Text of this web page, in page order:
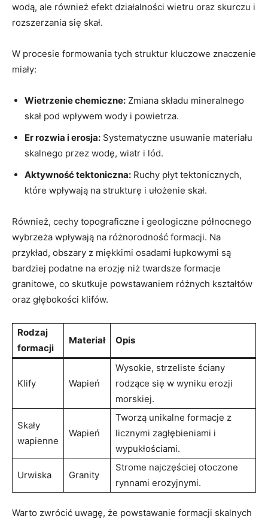
wodą, ale również efekt działalności wietru oraz skurczu i
rozszerzania się skał.
W procesie formowania tych struktur kluczowe znaczenie
miały:
Wietrzenie chemiczne: Zmiana składu mineralnego
skał pod wpływem wody i powietrza.
Er rozwia i erosja: Systematyczne usuwanie materiału
skalnego przez wodę, wiatr i lód.
Aktywność tektoniczna: Ruchy płyt tektonicznych,
które wpływają na strukturę i ułożenie skał.
Również, cechy topograficzne i geologiczne północnego
wybrzeża wpływają na różnorodność formacji. Na
przykład, obszary z miękkimi osadami łupkowymi są
bardziej podatne na erozję niż twardsze formacje
granitowe, co skutkuje powstawaniem różnych kształtów
oraz głębokości klifów.
Rodzaj
formacji
Materiał Opis
Klify Wapień
Wysokie, strzeliste ściany
rodzące się w wyniku erozji
morskiej.
Skały
wapienne
Wapień
Tworzą unikalne formacje z
licznymi zagłębieniami i
wypukłościami.
Urwiska Granity
Strome najczęściej otoczone
rynnami erozyjnymi.
Warto zwrócić uwagę, że powstawanie formacji skalnych